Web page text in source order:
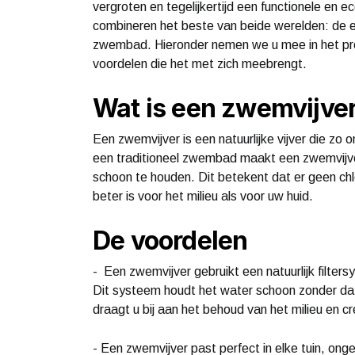
vergroten en tegelijkertijd een functionele en
combineren het beste van beide werelden: de
zwembad. Hieronder nemen we u mee in het
voordelen die het met zich meebrengt.
Wat is een
Een zwemvijver is een natuurlijke vijver die
een traditioneel zwembad maakt een
schoon te houden. Dit betekent dat er geen
beter is voor het milieu als voor uw huid.
De voordelen
- Een zwemvijver gebruikt een natuurlijk
Dit systeem houdt het water schoon zonder
draagt u bij aan het behoud van het milieu en
- Een zwemvijver past perfect in elke tuin,